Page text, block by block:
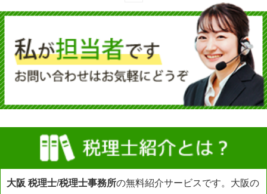
大阪 税理士/税理士事務所の無料紹介サービスです。大阪の